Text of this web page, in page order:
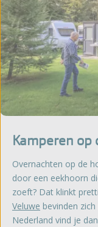
Kamperen op
Overnachten op de
door een eekhoorn
zoeft? Dat klinkt
Veluwe bevinden
Nederland vind je